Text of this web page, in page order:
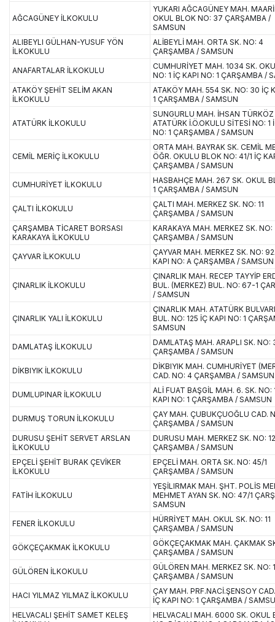
AĞCAGÜNEY İLKOKULU
YUKARI AĞCAGÜNEY MAH.
OKUL BLOK NO: 37 ÇARŞAMBA /
SAMSUN
ALIBEYLI GÜLHAN-YUSUF YÖN
İLKOKULU
ALİBEYLİ MAH. ORTA SK. NO: 4
ÇARŞAMBA / SAMSUN
ANAFARTALAR İLKOKULU
CUMHURİYET MAH. 1034 SK.
NO: 1 İÇ KAPI NO: 1 ÇARŞAMBA /
ATAKÖY ŞEHİT SELİM AKAN
İLKOKULU
ATAKÖY MAH. 554 SK. NO: 30 İÇ
1 ÇARŞAMBA / SAMSUN
ATATÜRK İLKOKULU
SUNGURLU MAH. İHSAN TÜRKÖZ
ATATÜRK İ.Ö.OKULU SİTESİ NO: 1
NO: 1 ÇARŞAMBA / SAMSUN
CEMİL MERİÇ İLKOKULU
ORTA MAH. BAYRAK SK. CEMİL
ÖĞR. OKULU BLOK NO: 41/1 İÇ
ÇARŞAMBA / SAMSUN
CUMHURİYET İLKOKULU
HASBAHÇE MAH. 267 SK. OKUL
1 ÇARŞAMBA / SAMSUN
ÇALTI İLKOKULU
ÇALTI MAH. MERKEZ SK. NO: 11
ÇARŞAMBA / SAMSUN
ÇARŞAMBA TİCARET BORSASI
KARAKAYA İLKOKULU
KARAKAYA MAH. MERKEZ SK. NO:
ÇARŞAMBA / SAMSUN
ÇAYVAR İLKOKULU
ÇAYVAR MAH. MERKEZ SK. NO:
KAPI NO: A ÇARŞAMBA / SAMSUN
ÇINARLIK İLKOKULU
ÇINARLIK MAH. RECEP TAYYİP
BUL. (MERKEZ) BUL. NO: 67-1
/ SAMSUN
ÇINARLIK YALI İLKOKULU
ÇINARLIK MAH. ATATÜRK
BUL. NO: 125 İÇ KAPI NO: 1
SAMSUN
DAMLATAŞ İLKOKULU
DAMLATAŞ MAH. ARAPLI SK. NO:
ÇARŞAMBA / SAMSUN
DİKBIYIK İLKOKULU
DİKBIYIK MAH. CUMHURİYET
CAD. NO: 4 ÇARŞAMBA / SAMSUN
DUMLUPINAR İLKOKULU
ALİ FUAT BAŞGİL MAH. 6. SK. NO:
KAPI NO: 1 ÇARŞAMBA / SAMSUN
DURMUŞ TORUN İLKOKULU
ÇAY MAH. ÇUBUKÇUOĞLU CAD.
ÇARŞAMBA / SAMSUN
DURUSU ŞEHİT SERVET ARSLAN
İLKOKULU
DURUSU MAH. MERKEZ SK. NO:
ÇARŞAMBA / SAMSUN
EPÇELİ ŞEHİT BURAK ÇEVİKER
İLKOKULU
EPÇELİ MAH. ORTA SK. NO: 45/1
ÇARŞAMBA / SAMSUN
FATİH İLKOKULU
YEŞİLIRMAK MAH. ŞHT. POLİS
MEHMET AYAN SK. NO: 47/1
SAMSUN
FENER İLKOKULU
HÜRRİYET MAH. OKUL SK. NO: 11
ÇARŞAMBA / SAMSUN
GÖKÇEÇAKMAK İLKOKULU
GÖKÇEÇAKMAK MAH. ÇAKMAK
ÇARŞAMBA / SAMSUN
GÜLÖREN İLKOKULU
GÜLÖREN MAH. MERKEZ SK. NO:
ÇARŞAMBA / SAMSUN
HACI YILMAZ YILMAZ İLKOKULU
ÇAY MAH. PRF.NACİ.ŞENSOY
İÇ KAPI NO: 1 ÇARŞAMBA /
HELVACALI ŞEHİT SAMET KELEŞ
HELVACALI MAH. 6000 SK. OKUL